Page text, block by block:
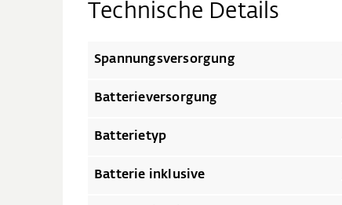
Technische Details
Spannungsversorgung
Batterieversorgung
Batterietyp
Batterie inklusive